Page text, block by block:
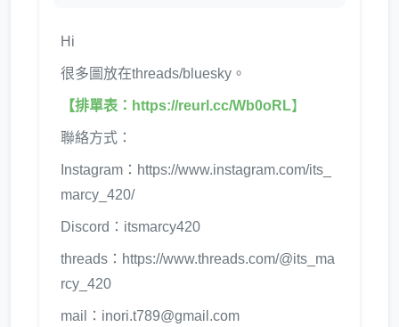
Hi
很多圖放在threads/bluesky。
【排單表： https://reurl.cc/Wb0oRL】
聯絡方式：
Instagram：https://www.instagram.com/its_
marcy_420/
Discord：itsmarcy420
threads：https://www.threads.com/@its_ma
rcy_420
mail：inori.t789@gmail.com